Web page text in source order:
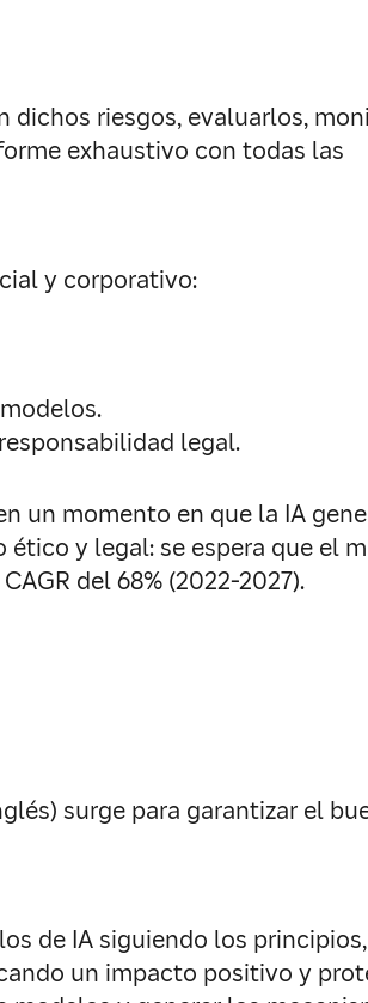
riesgos, evaluarlos,
exhaustivo con todas las
y corporativo:
legal.
un momento en que la IA
y legal: se espera que el
del 68% (2022-2027).
surge para garantizar el
de IA siguiendo los
un impacto positivo y